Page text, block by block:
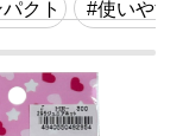
クト #使いやす